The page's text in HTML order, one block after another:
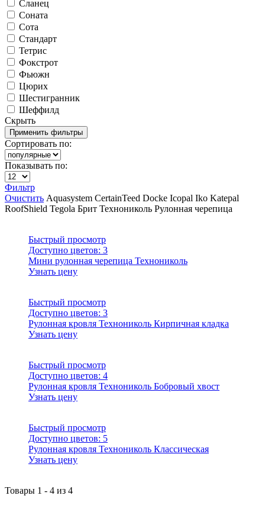
Сланец
Соната
Сота
Стандарт
Тетрис
Фокстрот
Фьюжн
Цюрих
Шестигранник
Шеффилд
Скрыть
Сортировать по:
Показывать по:
Фильтр
Очистить Aquasystem CertainTeed Docke Icopal Iko Katepal
RoofShield Tegola Брит Технониколь Рулонная черепица
Быстрый просмотр
Доступно цветов: 3
Мини рулонная черепица Технониколь
Узнать цену
Быстрый просмотр
Доступно цветов: 3
Рулонная кровля Технониколь Кирпичная кладка
Узнать цену
Быстрый просмотр
Доступно цветов: 4
Рулонная кровля Технониколь Бобровый хвост
Узнать цену
Быстрый просмотр
Доступно цветов: 5
Рулонная кровля Технониколь Классическая
Узнать цену
Товары 1 - 4 из 4